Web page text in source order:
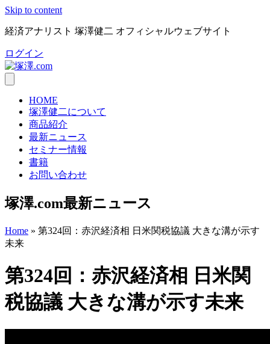
Skip to content
経済アナリスト 塚澤健二 オフィシャルウェブサイト
ログイン
HOME
塚澤健二について
商品紹介
最新ニュース
セミナー情報
書籍
お問い合わせ
塚澤.com最新ニュース
Home » 第324回：赤沢経済相 日米関税協議 大きな溝が示す
未来
第324回：赤沢経済相 日米関
税協議 大きな溝が示す未来